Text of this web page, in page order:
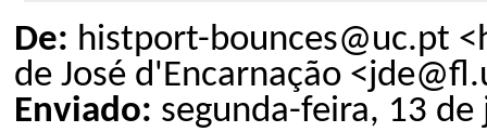
De: histport-bounces@uc.pt <
de José d'Encarnação <jde
Enviado: segunda-feira, 13